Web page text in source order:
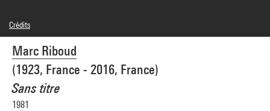
Marc Riboud
(1923, France - 2016, France)
Sans titre
1981
Crédits
© Marc Riboud / Fonds Marc Riboud au MNAAG
Crédit photographique : Centre Pompidou, MNAM-CCI/Georges Meguerditchian/Dist.
GrandPalaisRmn
Réf. image : 4N01015
Diffusion image :